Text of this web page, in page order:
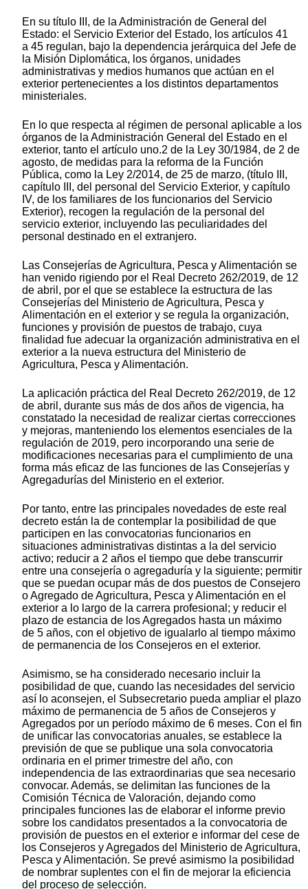
En su título III, de la Administración de General del
Estado: el Servicio Exterior del Estado, los artículos 41
a 45 regulan, bajo la dependencia jerárquica del Jefe de
la Misión Diplomática, los órganos, unidades
administrativas y medios humanos que actúan en el
exterior pertenecientes a los distintos departamentos
ministeriales.
En lo que respecta al régimen de personal aplicable a los
órganos de la Administración General del Estado en el
exterior, tanto el artículo uno.2 de la Ley 30/1984, de 2 de
agosto, de medidas para la reforma de la Función
Pública, como la Ley 2/2014, de 25 de marzo, (título III,
capítulo III, del personal del Servicio Exterior, y capítulo
IV, de los familiares de los funcionarios del Servicio
Exterior), recogen la regulación de la personal del
servicio exterior, incluyendo las peculiaridades del
personal destinado en el extranjero.
Las Consejerías de Agricultura, Pesca y Alimentación se
han venido rigiendo por el Real Decreto 262/2019, de 12
de abril, por el que se establece la estructura de las
Consejerías del Ministerio de Agricultura, Pesca y
Alimentación en el exterior y se regula la organización,
funciones y provisión de puestos de trabajo, cuya
finalidad fue adecuar la organización administrativa en el
exterior a la nueva estructura del Ministerio de
Agricultura, Pesca y Alimentación.
La aplicación práctica del Real Decreto 262/2019, de 12
de abril, durante sus más de dos años de vigencia, ha
constatado la necesidad de realizar ciertas correcciones
y mejoras, manteniendo los elementos esenciales de la
regulación de 2019, pero incorporando una serie de
modificaciones necesarias para el cumplimiento de una
forma más eficaz de las funciones de las Consejerías y
Agregadurías del Ministerio en el exterior.
Por tanto, entre las principales novedades de este real
decreto están la de contemplar la posibilidad de que
participen en las convocatorias funcionarios en
situaciones administrativas distintas a la del servicio
activo; reducir a 2 años el tiempo que debe transcurrir
entre una consejería o agregaduría y la siguiente; permitir
que se puedan ocupar más de dos puestos de Consejero
o Agregado de Agricultura, Pesca y Alimentación en el
exterior a lo largo de la carrera profesional; y reducir el
plazo de estancia de los Agregados hasta un máximo
de 5 años, con el objetivo de igualarlo al tiempo máximo
de permanencia de los Consejeros en el exterior.
Asimismo, se ha considerado necesario incluir la
posibilidad de que, cuando las necesidades del servicio
así lo aconsejen, el Subsecretario pueda ampliar el plazo
máximo de permanencia de 5 años de Consejeros y
Agregados por un período máximo de 6 meses. Con el fin
de unificar las convocatorias anuales, se establece la
previsión de que se publique una sola convocatoria
ordinaria en el primer trimestre del año, con
independencia de las extraordinarias que sea necesario
convocar. Además, se delimitan las funciones de la
Comisión Técnica de Valoración, dejando como
principales funciones las de elaborar el informe previo
sobre los candidatos presentados a la convocatoria de
provisión de puestos en el exterior e informar del cese de
los Consejeros y Agregados del Ministerio de Agricultura,
Pesca y Alimentación. Se prevé asimismo la posibilidad
de nombrar suplentes con el fin de mejorar la eficiencia
del proceso de selección.